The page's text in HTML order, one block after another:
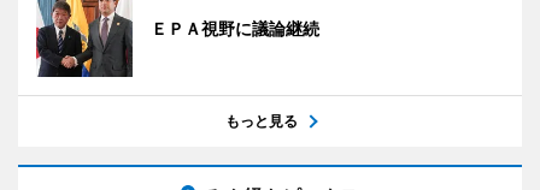
ＥＰＡ視野に議論継続
もっと見る